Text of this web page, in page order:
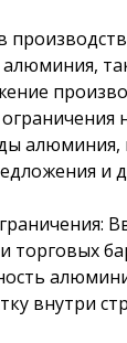
алюминия,
и
торговых
внутри